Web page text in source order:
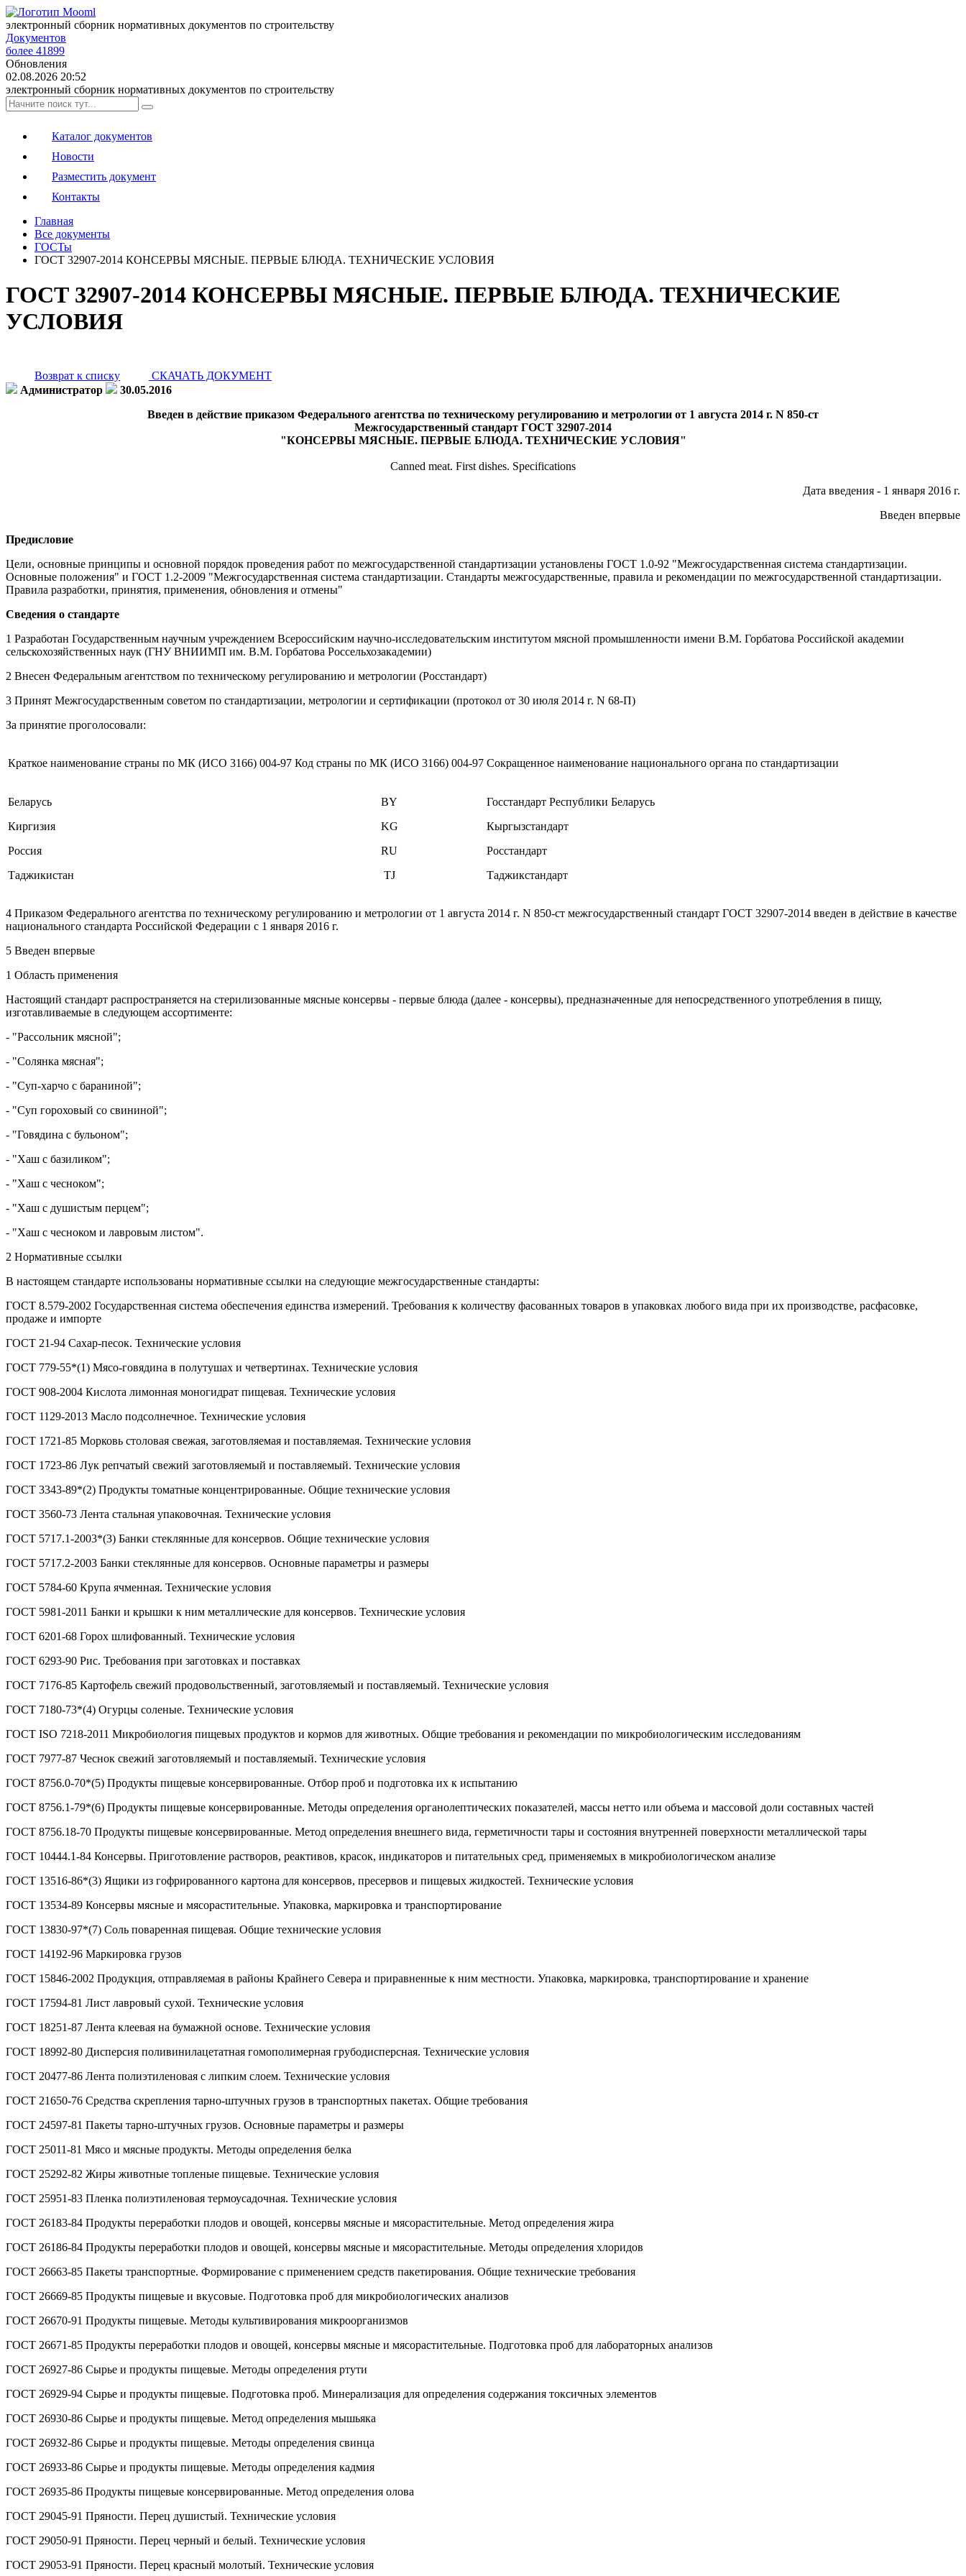
электронный сборник нормативных документов по строительству
Документов
более 41899
Обновления
02.08.2026 20:52
электронный сборник нормативных документов по строительству
Каталог документов
Новости
Разместить документ
Контакты
Главная
Все документы
ГОСТы
ГОСТ 32907-2014 КОНСЕРВЫ МЯСНЫЕ. ПЕРВЫЕ БЛЮДА. ТЕХНИЧЕСКИЕ УСЛОВИЯ
ГОСТ 32907-2014 КОНСЕРВЫ МЯСНЫЕ. ПЕРВЫЕ БЛЮДА. ТЕХНИЧЕСКИЕ
УСЛОВИЯ
Возврат к списку
СКАЧАТЬ ДОКУМЕНТ
Администратор
30.05.2016
Введен в действие приказом Федерального агентства по техническому регулированию и метрологии от 1 августа 2014 г. N 850-ст
Межгосударственный стандарт ГОСТ 32907-2014
"КОНСЕРВЫ МЯСНЫЕ. ПЕРВЫЕ БЛЮДА. ТЕХНИЧЕСКИЕ УСЛОВИЯ"
Canned meat. First dishes. Specifications
Дата введения - 1 января 2016 г.
Введен впервые
Предисловие
Цели, основные принципы и основной порядок проведения работ по межгосударственной стандартизации установлены ГОСТ 1.0-92 "Межгосударственная система стандартизации.
Основные положения" и ГОСТ 1.2-2009 "Межгосударственная система стандартизации. Стандарты межгосударственные, правила и рекомендации по межгосударственной стандартизации.
Правила разработки, принятия, применения, обновления и отмены"
Сведения о стандарте
1 Разработан Государственным научным учреждением Всероссийским научно-исследовательским институтом мясной промышленности имени В.М. Горбатова Российской академии
сельскохозяйственных наук (ГНУ ВНИИМП им. В.М. Горбатова Россельхозакадемии)
2 Внесен Федеральным агентством по техническому регулированию и метрологии (Росстандарт)
3 Принят Межгосударственным советом по стандартизации, метрологии и сертификации (протокол от 30 июля 2014 г. N 68-П)
За принятие проголосовали:
Краткое наименование страны по МК (ИСО 3166) 004-97 Код страны по МК (ИСО 3166) 004-97 Сокращенное наименование национального органа по стандартизации
Беларусь
Киргизия
Россия
Таджикистан
BY
KG
RU
TJ
Госстандарт Республики Беларусь
Кыргызстандарт
Росстандарт
Таджикстандарт
4 Приказом Федерального агентства по техническому регулированию и метрологии от 1 августа 2014 г. N 850-ст межгосударственный стандарт ГОСТ 32907-2014 введен в действие в качестве
национального стандарта Российской Федерации с 1 января 2016 г.
5 Введен впервые
1 Область применения
Настоящий стандарт распространяется на стерилизованные мясные консервы - первые блюда (далее - консервы), предназначенные для непосредственного употребления в пищу,
изготавливаемые в следующем ассортименте:
- "Рассольник мясной";
- "Солянка мясная";
- "Суп-харчо с бараниной";
- "Суп гороховый со свининой";
- "Говядина с бульоном";
- "Хаш с базиликом";
- "Хаш с чесноком";
- "Хаш с душистым перцем";
- "Хаш с чесноком и лавровым листом".
2 Нормативные ссылки
В настоящем стандарте использованы нормативные ссылки на следующие межгосударственные стандарты:
ГОСТ 8.579-2002 Государственная система обеспечения единства измерений. Требования к количеству фасованных товаров в упаковках любого вида при их производстве, расфасовке,
продаже и импорте
ГОСТ 21-94 Сахар-песок. Технические условия
ГОСТ 779-55*(1) Мясо-говядина в полутушах и четвертинах. Технические условия
ГОСТ 908-2004 Кислота лимонная моногидрат пищевая. Технические условия
ГОСТ 1129-2013 Масло подсолнечное. Технические условия
ГОСТ 1721-85 Морковь столовая свежая, заготовляемая и поставляемая. Технические условия
ГОСТ 1723-86 Лук репчатый свежий заготовляемый и поставляемый. Технические условия
ГОСТ 3343-89*(2) Продукты томатные концентрированные. Общие технические условия
ГОСТ 3560-73 Лента стальная упаковочная. Технические условия
ГОСТ 5717.1-2003*(3) Банки стеклянные для консервов. Общие технические условия
ГОСТ 5717.2-2003 Банки стеклянные для консервов. Основные параметры и размеры
ГОСТ 5784-60 Крупа ячменная. Технические условия
ГОСТ 5981-2011 Банки и крышки к ним металлические для консервов. Технические условия
ГОСТ 6201-68 Горох шлифованный. Технические условия
ГОСТ 6293-90 Рис. Требования при заготовках и поставках
ГОСТ 7176-85 Картофель свежий продовольственный, заготовляемый и поставляемый. Технические условия
ГОСТ 7180-73*(4) Огурцы соленые. Технические условия
ГОСТ ISO 7218-2011 Микробиология пищевых продуктов и кормов для животных. Общие требования и рекомендации по микробиологическим исследованиям
ГОСТ 7977-87 Чеснок свежий заготовляемый и поставляемый. Технические условия
ГОСТ 8756.0-70*(5) Продукты пищевые консервированные. Отбор проб и подготовка их к испытанию
ГОСТ 8756.1-79*(6) Продукты пищевые консервированные. Методы определения органолептических показателей, массы нетто или объема и массовой доли составных частей
ГОСТ 8756.18-70 Продукты пищевые консервированные. Метод определения внешнего вида, герметичности тары и состояния внутренней поверхности металлической тары
ГОСТ 10444.1-84 Консервы. Приготовление растворов, реактивов, красок, индикаторов и питательных сред, применяемых в микробиологическом анализе
ГОСТ 13516-86*(3) Ящики из гофрированного картона для консервов, пресервов и пищевых жидкостей. Технические условия
ГОСТ 13534-89 Консервы мясные и мясорастительные. Упаковка, маркировка и транспортирование
ГОСТ 13830-97*(7) Соль поваренная пищевая. Общие технические условия
ГОСТ 14192-96 Маркировка грузов
ГОСТ 15846-2002 Продукция, отправляемая в районы Крайнего Севера и приравненные к ним местности. Упаковка, маркировка, транспортирование и хранение
ГОСТ 17594-81 Лист лавровый сухой. Технические условия
ГОСТ 18251-87 Лента клеевая на бумажной основе. Технические условия
ГОСТ 18992-80 Дисперсия поливинилацетатная гомополимерная грубодисперсная. Технические условия
ГОСТ 20477-86 Лента полиэтиленовая с липким слоем. Технические условия
ГОСТ 21650-76 Средства скрепления тарно-штучных грузов в транспортных пакетах. Общие требования
ГОСТ 24597-81 Пакеты тарно-штучных грузов. Основные параметры и размеры
ГОСТ 25011-81 Мясо и мясные продукты. Методы определения белка
ГОСТ 25292-82 Жиры животные топленые пищевые. Технические условия
ГОСТ 25951-83 Пленка полиэтиленовая термоусадочная. Технические условия
ГОСТ 26183-84 Продукты переработки плодов и овощей, консервы мясные и мясорастительные. Метод определения жира
ГОСТ 26186-84 Продукты переработки плодов и овощей, консервы мясные и мясорастительные. Методы определения хлоридов
ГОСТ 26663-85 Пакеты транспортные. Формирование с применением средств пакетирования. Общие технические требования
ГОСТ 26669-85 Продукты пищевые и вкусовые. Подготовка проб для микробиологических анализов
ГОСТ 26670-91 Продукты пищевые. Методы культивирования микроорганизмов
ГОСТ 26671-85 Продукты переработки плодов и овощей, консервы мясные и мясорастительные. Подготовка проб для лабораторных анализов
ГОСТ 26927-86 Сырье и продукты пищевые. Методы определения ртути
ГОСТ 26929-94 Сырье и продукты пищевые. Подготовка проб. Минерализация для определения содержания токсичных элементов
ГОСТ 26930-86 Сырье и продукты пищевые. Метод определения мышьяка
ГОСТ 26932-86 Сырье и продукты пищевые. Методы определения свинца
ГОСТ 26933-86 Сырье и продукты пищевые. Методы определения кадмия
ГОСТ 26935-86 Продукты пищевые консервированные. Метод определения олова
ГОСТ 29045-91 Пряности. Перец душистый. Технические условия
ГОСТ 29050-91 Пряности. Перец черный и белый. Технические условия
ГОСТ 29053-91 Пряности. Перец красный молотый. Технические условия